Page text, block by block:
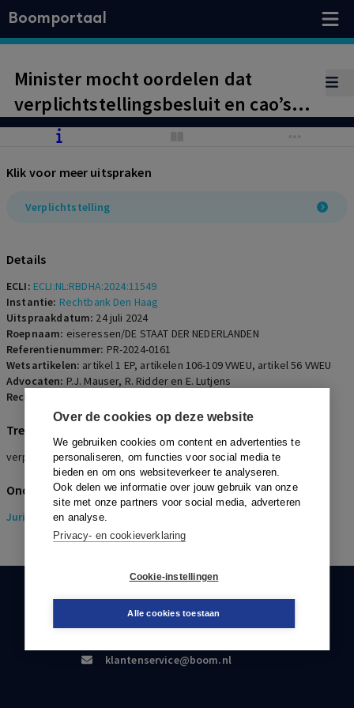
Over de cookies op deze website
We gebruiken cookies om content en advertenties te
personaliseren, om functies voor social media te
bieden en om ons websiteverkeer te analyseren.
Ook delen we informatie over jouw gebruik van onze
site met onze partners voor social media, adverteren
en analyse.
Privacy- en cookieverklaring
Cookie-instellingen
Alle cookies toestaan
Boomportaal
Minister mocht oordelen dat
verplichtstellingsbesluit en cao’s
representatief waren wegens
Klik voor meer uitspraken
Verplichtstelling
Details
ECLI: ECLI:NL:RBDHA:2024:11549
Instantie: Rechtbank Den Haag
Uitspraakdatum: 24 juli 2024
Roepnaam: eiseressen/DE STAAT DER NEDERLANDEN
Referentienummer: PR-2024-0161
Wetsartikelen: artikel 1 EP, artikelen 106-109 VWEU, artikel 56 VWEU
Advocaten: P.J. Mauser, R. Ridder en E. Lutjens
Rechters:
Trefwoorden
verplichtstelling, representativiteit, belangrijke meerderheid
Onderwerpen
Juridisch> Pensioenrecht
KLANTENSERVICE
088-0301000
klantenservice@boom.nl